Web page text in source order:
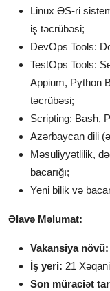
Linux ƏS-ri
iş təcrübəsi;
DevOps Tools:
TestOps Tools:
Appium, Python
təcrübəsi;
Scripting: Bash,
Azərbaycan dili
Məsuliyyətlilik,
bacarığı;
Yeni bilik və
Əlavə Məlumat:
Vakansiya növü:
İş yeri: 21
Son müraciət